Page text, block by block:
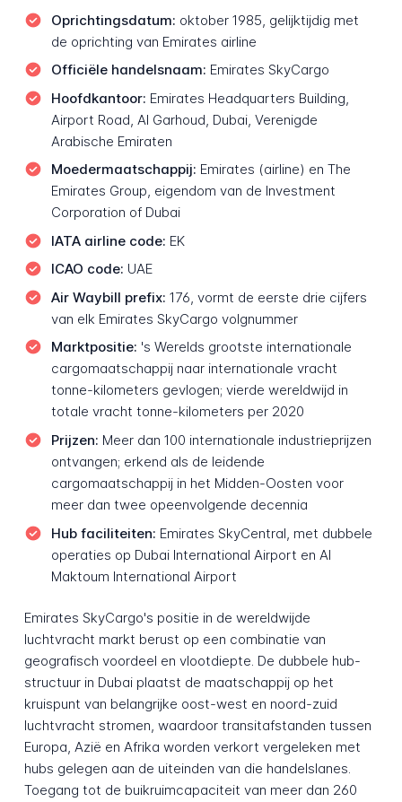
Oprichtingsdatum: oktober 1985, gelijktijdig met
de oprichting van Emirates airline
Officiële handelsnaam: Emirates SkyCargo
Hoofdkantoor: Emirates Headquarters Building,
Airport Road, Al Garhoud, Dubai, Verenigde
Arabische Emiraten
Moedermaatschappij: Emirates (airline) en The
Emirates Group, eigendom van de Investment
Corporation of Dubai
IATA airline code: EK
ICAO code: UAE
Air Waybill prefix: 176, vormt de eerste drie cijfers
van elk Emirates SkyCargo volgnummer
Marktpositie: 's Werelds grootste internationale
cargomaatschappij naar internationale vracht
tonne-kilometers gevlogen; vierde wereldwijd in
totale vracht tonne-kilometers per 2020
Prijzen: Meer dan 100 internationale industrieprijzen
ontvangen; erkend als de leidende
cargomaatschappij in het Midden-Oosten voor
meer dan twee opeenvolgende decennia
Hub faciliteiten: Emirates SkyCentral, met dubbele
operaties op Dubai International Airport en Al
Maktoum International Airport
Emirates SkyCargo's positie in de wereldwijde
luchtvracht markt berust op een combinatie van
geografisch voordeel en vlootdiepte. De dubbele hub-
structuur in Dubai plaatst de maatschappij op het
kruispunt van belangrijke oost-west en noord-zuid
luchtvracht stromen, waardoor transitafstanden tussen
Europa, Azië en Afrika worden verkort vergeleken met
hubs gelegen aan de uiteinden van die handelslanes.
Toegang tot de buikruimcapaciteit van meer dan 260